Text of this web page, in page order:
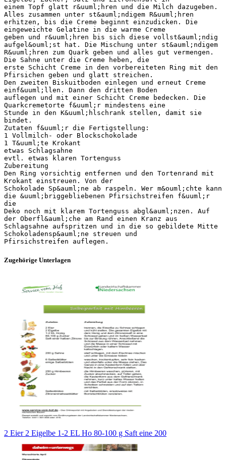
einem Topf glatt r&uuml;hren und die Milch dazugeben.
Alles zusammen unter st&auml;ndigem R&uuml;hren
erhitzen, bis die Creme beginnt einzudicken. Die
eingeweichte Gelatine in die warme Creme
geben und r&uuml;hren bis sich diese vollst&auml;ndig
aufgel&ouml;st hat. Die Mischung unter st&auml;ndigem
R&uuml;hren zum Quark geben und alles gut vermengen.
Die Sahne unter die Creme heben, die
erste Schicht Creme in den vorbereiteten Ring mit den
Pfirsichen geben und glatt streichen.
Den zweiten Biskuitboden einlegen und erneut Creme
einf&uuml;llen. Dann den dritten Boden
auflegen und mit einer Schicht Creme bedecken. Die
Quarkcremetorte f&uuml;r mindestens eine
Stunde in den K&uuml;hlschrank stellen, damit sie
bindet.
Zutaten f&uuml;r die Fertigstellung:
1 Vollmilch- oder Blockschokolade
1 T&uuml;te Krokant
etwas Schlagsahne
evtl. etwas klaren Tortenguss
Zubereitung
Den Ring vorsichtig entfernen und den Tortenrand mit
Krokant einstreuen. Von der
Schokolade Sp&auml;ne ab raspeln. Wer m&ouml;chte kann
die &uuml;briggebliebenen Pfirsichstreifen f&uuml;r
die
Deko noch mit klarem Tortenguss abgl&auml;nzen. Auf
der Oberfl&auml;che am Rand einen Kranz aus
Schlagsahne aufspritzen und in die so gebildete Mitte
Schokoladensp&auml;ne streuen und
Zugehörige Unterlagen
2 Eier 2 Eigelbe 1-2 EL Ho 80-100 g Saft eine 200